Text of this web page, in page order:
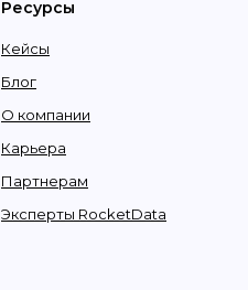
Ресурсы
О компании
Кейсы
Блог
Эксперты RocketData
Партнерам
Карьера